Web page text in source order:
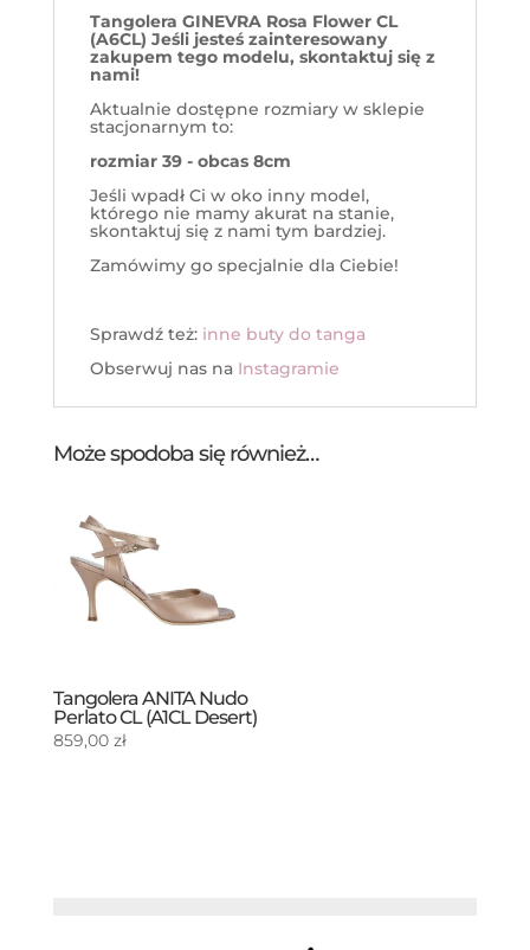
Tangolera GINEVRA Rosa Flower CL
(A6CL) Jeśli jesteś zainteresowany
zakupem tego modelu, skontaktuj się z
nami!
Aktualnie dostępne rozmiary w sklepie
stacjonarnym to:
rozmiar 39 - obcas 8cm
Jeśli wpadł Ci w oko inny model,
którego nie mamy akurat na stanie,
skontaktuj się z nami tym bardziej.
Zamówimy go specjalnie dla Ciebie!
Sprawdź też: inne buty do tanga
Obserwuj nas na Instagramie
Może spodoba się również…
Tangolera ANITA Nudo
Perlato CL (A1CL Desert)
859,00 zł